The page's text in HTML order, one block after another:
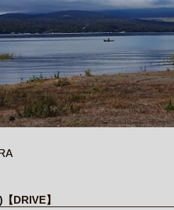
DRIVE】